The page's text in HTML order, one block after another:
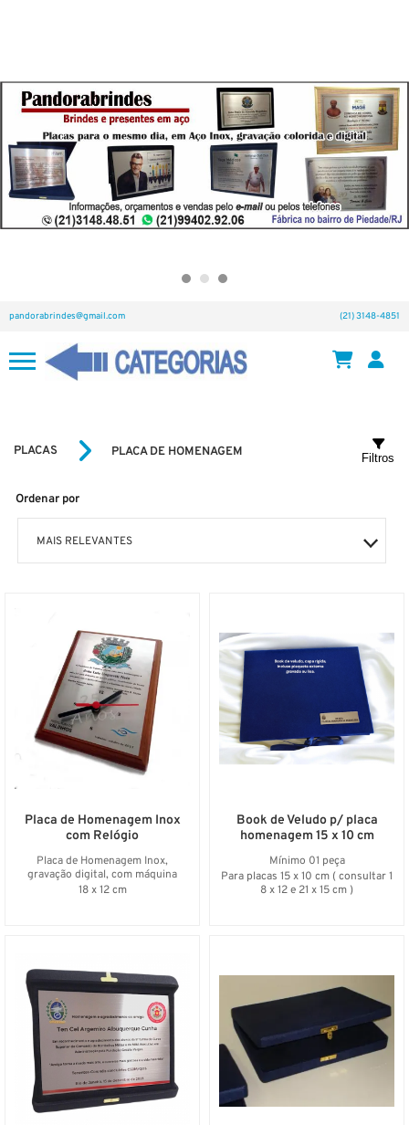
pandorabrindes@gmail.com (21) 3148-4851
PLACAS PLACA DE HOMENAGEM
Ordenar por
MAIS RELEVANTES
MENOR PREÇO
MAIOR PREÇO
A - Z
Filtros
Placa de Homenagem Inox,
gravação digital, com máquina
relógio
18 x 12 cm
Placa de Homenagem Inox
com Relógio
Mínimo 01 peça
Para placas 15 x 10 cm ( consultar 1
8 x 12 e 21 x 15 cm )
Book de Veludo p/ placa
homenagem 15 x 10 cm